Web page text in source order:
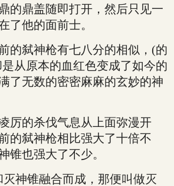
的鼎盖随即打开，然后只见一
了他的面前士。
的弑神枪有七八分的相似，(的
从原本的血红色变成了如今的
了无数的密密麻麻的玄妙的神
厉的杀伐气息从上面弥漫开
的弑神枪相比强大了十倍不
锥也强大了不少。
灭神锥融合而成，那便叫做灭